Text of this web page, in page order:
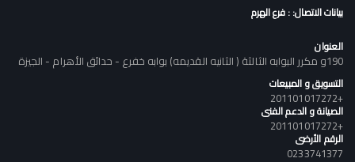
بيانات الاتصال: : فرع الهرم
العنوان
190و مكرر البوابه الثالثة ( الثانيه القديمه) بوابه خفرع - حدائق الأهرام - الجيزة
التسويق و المبيعات
+201101017272
الصيانة و الدعم الفنى
+201101017272
الرقم الأرضى
0233741377